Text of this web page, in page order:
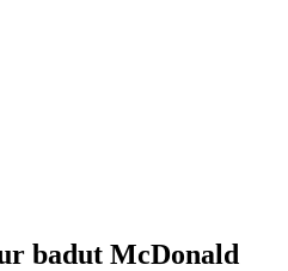
badut McDonald